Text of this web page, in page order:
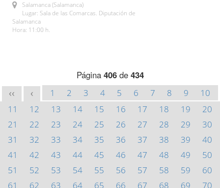
Salamanca (Salamanca)
Lugar: Sala de las Comarcas. Diputación de
Salamanca
Hora: 11:00 h.
Página 406de 434
<< < 1 2 3 4 5 6 7 8 9
10
11
12 13 14 15 16 17 18 19
20
21
22 23 24 25 26 27 28 29
30
31
32 33 34 35 36 37 38 39
40
41
42 43 44 45 46 47 48 49
50
51
52 53 54 55 56 57 58 59
60
61
62 63 64 65 66 67 68 69
70